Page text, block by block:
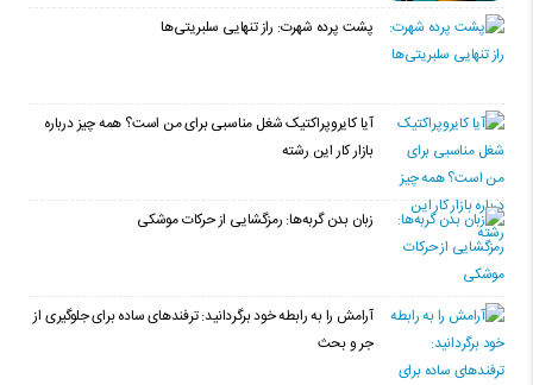
پشت پرده شهرت: راز تنهایی سلبریتی‌ها
آیا کایروپراکتیک شغل مناسبی برای من است؟ همه چیز درباره
بازار کار این رشته
زبان بدن گربه‌ها: رمزگشایی از حرکات موشکی
آرامش را به رابطه خود برگردانید: ترفندهای ساده برای جلوگیری از
جر و بحث